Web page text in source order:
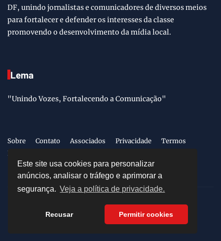
Este site usa cookies para personalizar
anúncios, analisar o tráfego e aprimorar a
segurança. Veja a política de privacidade.
Recusar Permitir cookies
DF, unindo jornalistas e comunicadores de diversos meios
para fortalecer e defender os interesses da classe
promovendo o desenvolvimento da mídia local.
Lema
"Unindo Vozes, Fortalecendo a Comunicação"
Sobre Contato Associados Privacidade
Termos
LGPD
- Direitos Reservados